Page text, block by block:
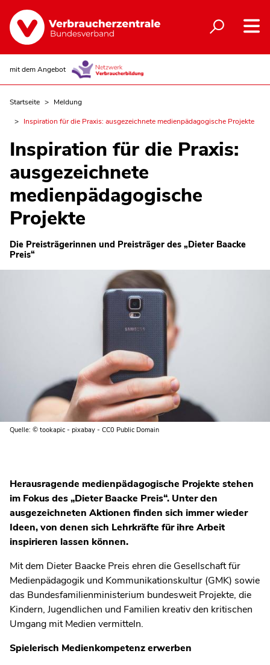
mit dem Angebot
Startseite
Meldung
Inspiration für die Praxis: ausgezeichnete medienpädagogische Projekte
Inspiration für die Praxis:
ausgezeichnete
medienpädagogische
Projekte
Die Preisträgerinnen und Preisträger des „Dieter Baacke
Preis“
Quelle: © tookapic - pixabay - CC0 Public Domain
Herausragende medienpädagogische Projekte stehen
im Fokus des „Dieter Baacke Preis“. Unter den
ausgezeichneten Aktionen finden sich immer wieder
Ideen, von denen sich Lehrkräfte für ihre Arbeit
inspirieren lassen können.
Mit dem Dieter Baacke Preis ehren die Gesellschaft für
Medienpädagogik und Kommunikationskultur (GMK) sowie
das Bundesfamilienministerium bundesweit Projekte, die
Kindern, Jugendlichen und Familien kreativ den kritischen
Umgang mit Medien vermitteln.
Spielerisch Medienkompetenz erwerben